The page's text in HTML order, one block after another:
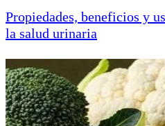
Propiedades, beneficios y
la salud urinaria